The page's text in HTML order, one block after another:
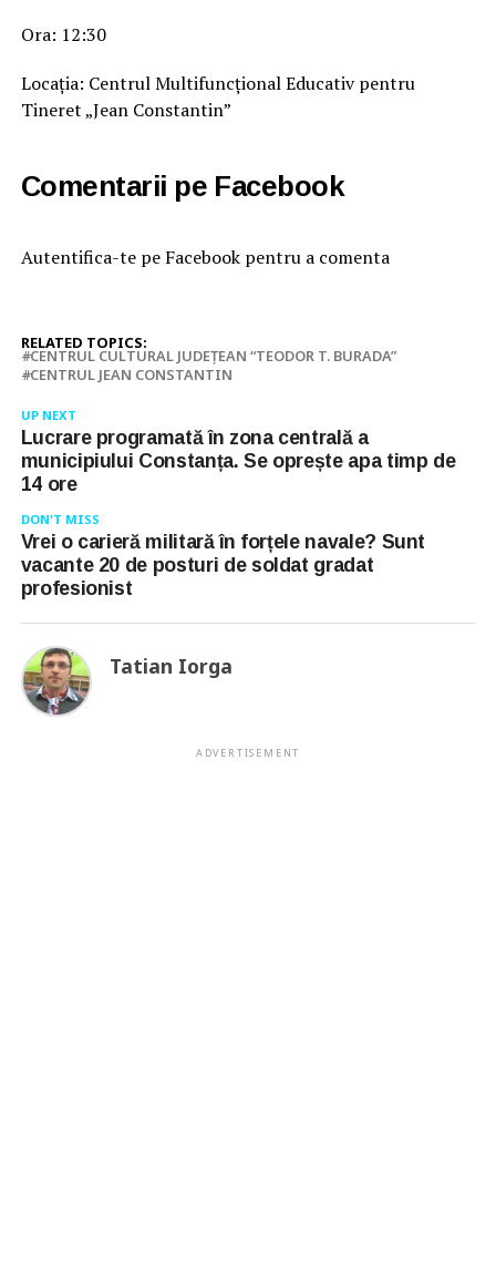
Ora: 12:30
Locația: Centrul Multifuncțional Educativ pentru
Tineret „Jean Constantin”
Comentarii pe Facebook
Autentifica-te pe Facebook pentru a comenta
RELATED TOPICS:
CENTRUL CULTURAL JUDEȚEAN “TEODOR T. BURADA”
CENTRUL JEAN CONSTANTIN
UP NEXT
Lucrare programată în zona centrală a
municipiului Constanța. Se oprește apa timp de
14 ore
DON'T MISS
Vrei o carieră militară în forțele navale? Sunt
vacante 20 de posturi de soldat gradat
profesionist
Tatian Iorga
ADVERTISEMENT